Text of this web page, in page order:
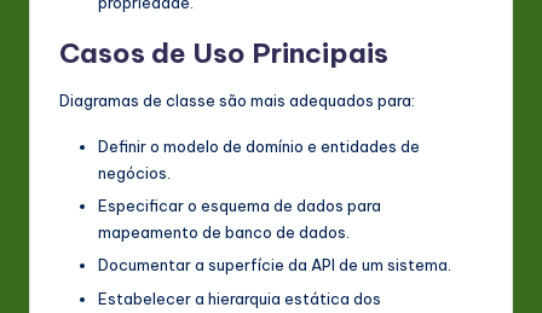
Casos de Uso Principais
Diagramas de classe são mais adequados para:
Definir o modelo de domínio e entidades de
negócios.
Especificar o esquema de dados para
mapeamento de banco de dados.
Documentar a superfície da API de um sistema.
Estabelecer a hierarquia estática dos